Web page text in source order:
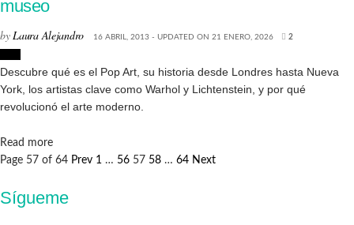
museo
by Laura Alejandro 16 ABRIL, 2013 - UPDATED ON 21 ENERO, 2026 2
Descubre qué es el Pop Art, su historia desde Londres hasta Nueva
York, los artistas clave como Warhol y Lichtenstein, y por qué
revolucionó el arte moderno.
Read moreDetails
Page 57 of 64 Prev 1 … 56 57 58 … 64 Next
Sígueme